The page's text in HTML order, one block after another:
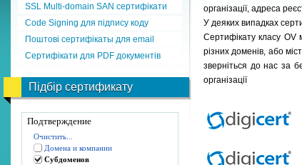
SSL Multi-domain SAN сертифікати
Code Signing для підпису коду
Поштові сертифікаты для email
Сертифікати для PDF документів
Підбір сертификату
Подтверждение
Очистить...
Домена и компании
Субдоменов
організації, адреса
У деяких випадках
Сертифікату класу OV
різних доменів, або
зверніться до нас за
організації